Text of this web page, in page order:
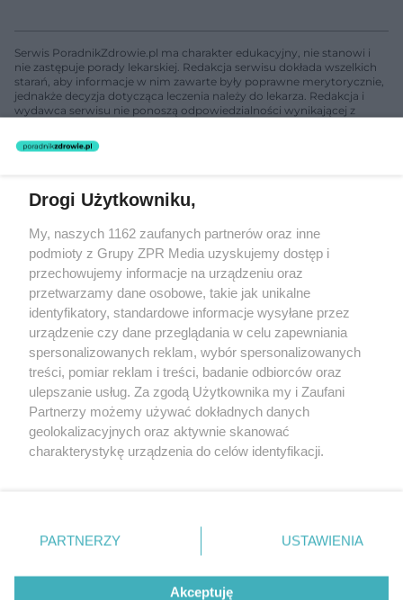
Serwis PoradnikZdrowie.pl ma charakter edukacyjny, nie stanowi i
nie zastępuje porady lekarskiej. Redakcja serwisu dokłada wszelkich
starań, aby informacje w nim zawarte były poprawne merytorycznie,
jednakże decyzja dotycząca leczenia należy do lekarza. Redakcja i
wydawca serwisu nie ponoszą odpowiedzialności wynikającej z
nie prowadzi działalności leczniczej polegającej na udzielaniu
świadczeń zdrowotnych w rozumieniu art. 3 ust 1 ustawy o
Żaden utwór zamieszczony w serwisie nie może być powielany i
rozpowszechniany lub dalej rozpowszechniany w jakikolwiek sposób
(w tym także elektroniczny lub mechaniczny) na jakimkolwiek polu
eksploatacji w jakiejkolwiek formie, włącznie z umieszczaniem w
Internecie bez pisemnej zgody właściciela praw. Jakiekolwiek użycie
lub wykorzystanie utworów w całości lub w części z naruszeniem
prawa, tzn. bez właściwej zgody, jest zabronione pod groźbą kary i
może być ścigane prawnie.
O nas
Nasze serwisy
Drogi Użytkowniku,
My, naszych 1162 zaufanych partnerów oraz inne
podmioty z Grupy ZPR Media uzyskujemy dostęp i
przechowujemy informacje na urządzeniu oraz
przetwarzamy dane osobowe, takie jak unikalne
identyfikatory, standardowe informacje wysyłane przez
urządzenie czy dane przeglądania w celu zapewniania
spersonalizowanych reklam, wybór spersonalizowanych
treści, pomiar reklam i treści, badanie odbiorców oraz
ulepszanie usług. Za zgodą Użytkownika my i Zaufani
Partnerzy możemy używać dokładnych danych
geolokalizacyjnych oraz aktywnie skanować
charakterystykę urządzenia do celów identyfikacji.
zmienić/wycofać klikając przycisk ustawień prywatności
znajdujący się w lewym dolnym rogu strony
rodzaje przetwarzania danych nie wymagają zgody
użytkownika, ale masz prawo sprzeciwić się takiemu
PARTNERZY USTAWIENIA
Akceptuję